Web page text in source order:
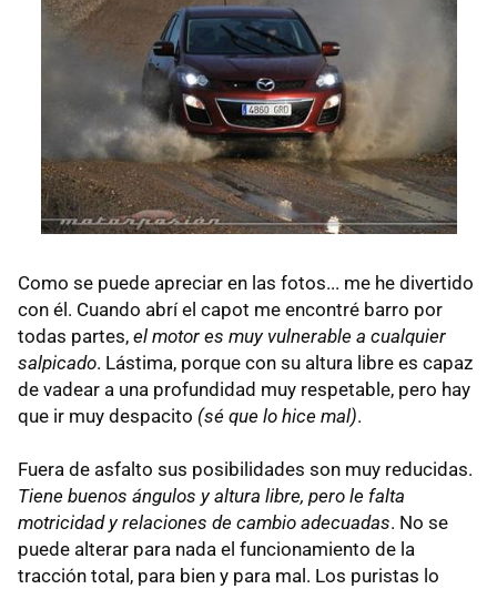
Como se puede apreciar en las fotos... me he divertido
con él. Cuando abrí el capot me encontré barro por
todas partes, el motor es muy vulnerable a cualquier
salpicado. Lástima, porque con su altura libre es capaz
de vadear a una profundidad muy respetable, pero hay
que ir muy despacito (sé que lo hice mal).
Fuera de asfalto sus posibilidades son muy reducidas.
Tiene buenos ángulos y altura libre, pero le falta
motricidad y relaciones de cambio adecuadas. No se
puede alterar para nada el funcionamiento de la
tracción total, para bien y para mal. Los puristas lo